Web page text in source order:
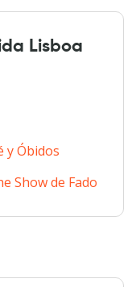
Lisboa
y Óbidos
Show de Fado